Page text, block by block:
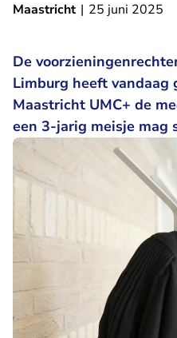
Maastricht | 25 juni 2025
De
Limburg heeft vandaag
Maastricht UMC+ de
een 3-jarig meisje mag